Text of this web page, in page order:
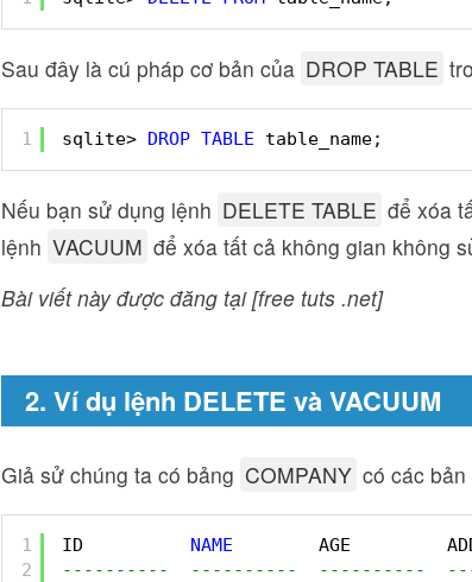
Sau đây là cú pháp cơ bản của DROP TABLE
1 sqlite> DROP TABLE table_name;
Nếu bạn sử dụng lệnh DELETE TABLE để xóa
lệnh VACUUM để xóa tất cả không gian không
Bài viết này được đăng tại [free tuts .net]
2. Ví dụ lệnh DELETE và VACUUM
Giả sử chúng ta có bảng COMPANY có các
1
2
ID NAME
AGE
----------  ----------  ----------